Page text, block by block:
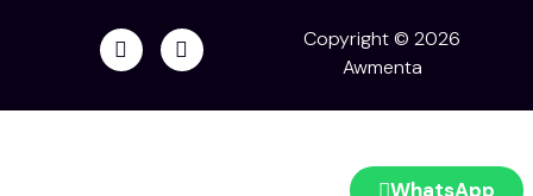
WhatsApp
Copyright © 2026
Awmenta